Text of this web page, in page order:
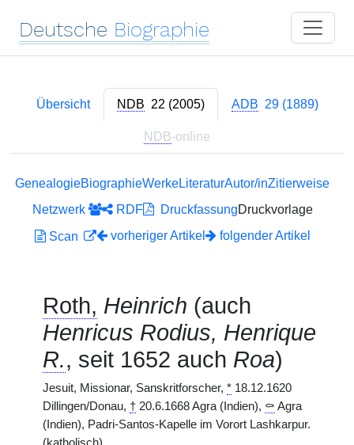
Deutsche Biographie
Übersicht NDB 22 (2005) ADB 29 (1889)
NDB-online
GenealogieBiographieWerkeLiteraturAutor/inZitierweise
Netzwerk
RDF DruckfassungDruckvorlage
Scan
vorheriger Artikel folgender Artikel
Roth, Heinrich (auch
Henricus Rodius, Henrique
R., seit 1652 auch Roa)
Jesuit, Missionar, Sanskritforscher, * 18.12.1620
Dillingen/Donau, † 20.6.1668 Agra (Indien), ⚰ Agra
(Indien), Padri-Santos-Kapelle im Vorort Lashkarpur.